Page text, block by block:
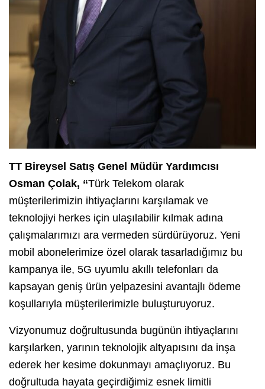
TT Bireysel Satış Genel Müdür Yardımcısı
Osman Çolak, “Türk Telekom olarak
müşterilerimizin ihtiyaçlarını karşılamak ve
teknolojiyi herkes için ulaşılabilir kılmak adına
çalışmalarımızı ara vermeden sürdürüyoruz. Yeni
mobil abonelerimize özel olarak tasarladığımız bu
kampanya ile, 5G uyumlu akıllı telefonları da
kapsayan geniş ürün yelpazesini avantajlı ödeme
koşullarıyla müşterilerimizle buluşturuyoruz.
Vizyonumuz doğrultusunda bugünün ihtiyaçlarını
karşılarken, yarının teknolojik altyapısını da inşa
ederek her kesime dokunmayı amaçlıyoruz. Bu
doğrultuda hayata geçirdiğimiz esnek limitli